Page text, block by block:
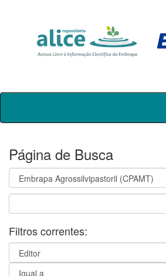
Skip
Página de Busca
Filtros correntes: